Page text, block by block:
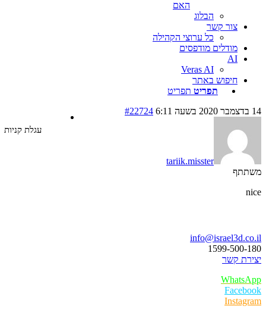
הבלוג
צור קשר
כל ערוצי הקהילה
מודלים מודפסים
AI
Veras AI
חיפוש באתר
תפריט תפריט
עגלת קניות
#22724
tariik.misster
1599-
קשר